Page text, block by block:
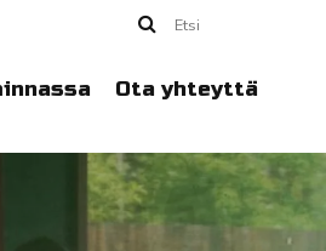
Etsi
Ota yhteyttä